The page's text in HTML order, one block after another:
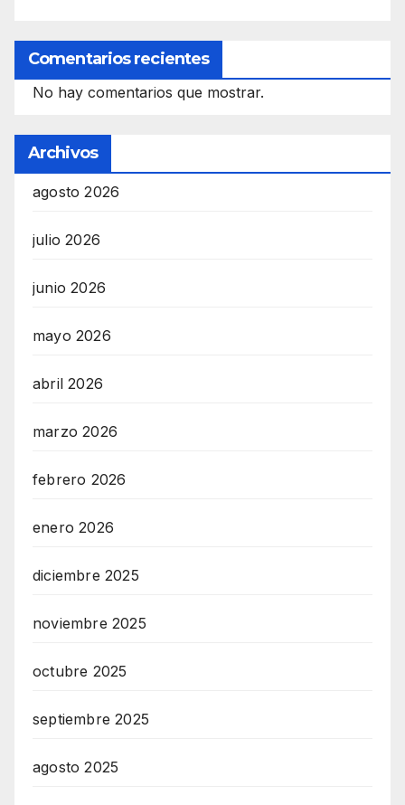
Comentarios recientes
No hay comentarios que mostrar.
Archivos
agosto 2026
julio 2026
junio 2026
mayo 2026
abril 2026
marzo 2026
febrero 2026
enero 2026
diciembre 2025
noviembre 2025
octubre 2025
septiembre 2025
agosto 2025